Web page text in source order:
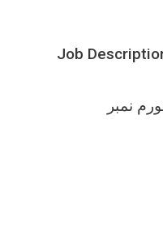
Job
نمبر